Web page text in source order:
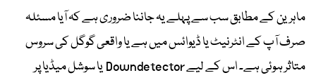
ماہرین کے مطابق سب سے پہلے یہ جاننا ضروری ہے کہ آیا مسئلہ
صرف آپ کے انٹرنیٹ یا ڈیوائس میں ہے یا واقعی گوگل کی سروس
متاثر ہوئی ہے۔ اس کے لیے Downdetector یا سوشل میڈیا پر